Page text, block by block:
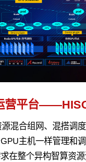
营平台
混合组网、混搭调
主机一样管理和
在整个异构智算资